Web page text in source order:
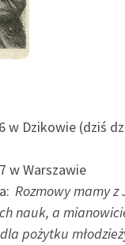
w Dzikowie (dziś
w Warszawie
Rozmowy mamy z
nauk, a
pożytku